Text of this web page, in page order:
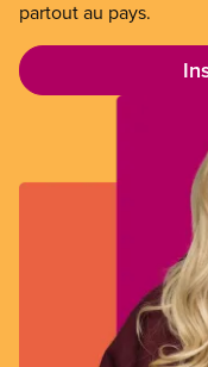
partout au pays.